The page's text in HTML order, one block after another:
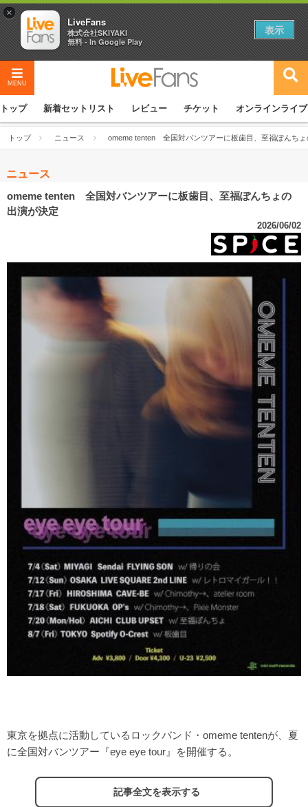
MENU
トップ 新着セットリスト レビュー チケット オンラインライブ
トップ ニュース omeme tenten 全国対バンツアーに板歯目、至福ぽんちょ
ニュース
omeme tenten 全国対バンツアーに板歯目、至福ぽんちょの
出演が決定
2026/06/02
東京を拠点に活動しているロックバンド・omeme tentenが、夏
に全国対バンツアー『eye eye tour』を開催する。
記事全文を表示する
×
LiveFans
株式会社SKIYAKI
無料 - In Google Play
表示